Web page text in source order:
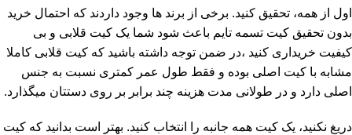
اول از همه، تحقیق کنید. برخی از برند ها وجود داردند که احتمال خرید
بدون تحقیق کیت تسمه تایم باعث شود شما یک کیت قلابی و بی
کیفیت خریداری کنید ،در ضمن توجه داشته باشید که کیت قلابی کاملا
مشابه با کیت اصلی بوده و فقط طول عمر کمتری نسبت به جنس
اصلی دارد و در طولانی مدت هزینه چند برابر بر روی دستتان میگذارد.
دریغ نکنید، یک کیت همه جانبه را انتخاب کنید. بهتر است بدانید که کیت